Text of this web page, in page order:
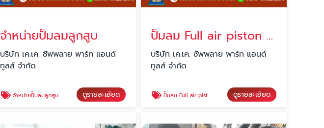
จำหน่ายปั๊มลมลูกสูบ
บริษัท เค.เค. ซัพพลาย พาร์ท แอนด์
ทูลส์ จำกัด
จำหน่ายปั๊มลมลูกสูบ ดูรายละเอียด
ปั๊มลม Full air piston air compressor
บริษัท เค.เค. ซัพพลาย พาร์ท แอนด์
ทูลส์ จำกัด
ปั๊มลม Full air piston air compressor ดูรายละเอียด